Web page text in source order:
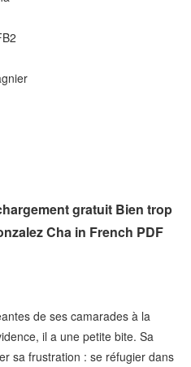
gratuit Bien trop
Cha in French PDF
de ses camarades à la
il a une petite bite. Sa
sa frustration : se réfugier dans